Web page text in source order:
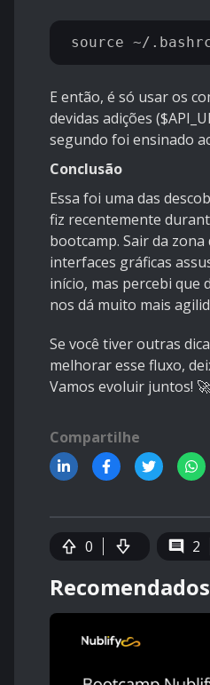
E então, é só usar os
devidas adições
segundo foi ensinado
Conclusão
Essa foi uma das
fiz recentemente
bootcamp. Sair da
interfaces gráficas
início, mas percebi que
nos dá muito mais
Se você tiver outras
melhorar esse fluxo,
Vamos evoluir juntos! 🚀
Compartilhe
0 2